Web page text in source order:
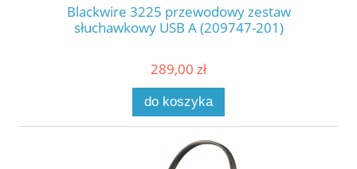
Blackwire 3225 przewodowy zestaw
słuchawkowy USB A (209747-201)
289,00 zł
do koszyka